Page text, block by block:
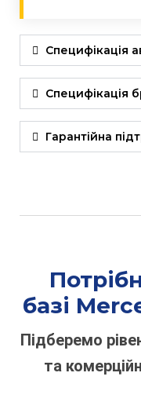
Специфікація
Специфікація
Гарантійна
базі
Підберемо
та